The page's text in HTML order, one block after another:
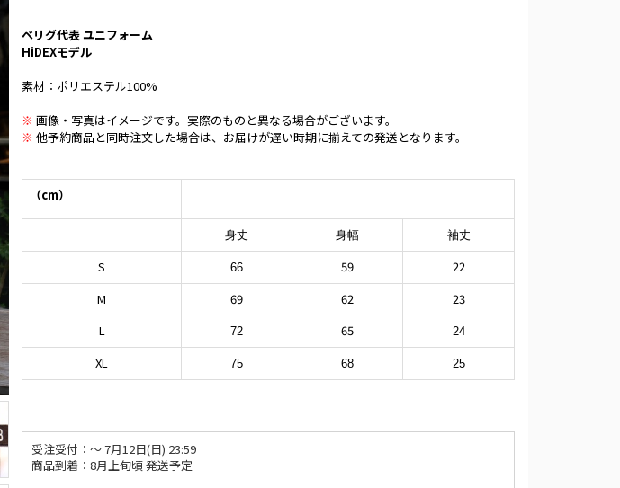
ベリグ代表 ユニフォーム
HiDEXモデル
素材：ポリエステル100%
※ 画像・写真はイメージです。実際のものと異なる場合がございます。
※ 他予約商品と同時注文した場合は、お届けが遅い時期に揃えての発送となります。
（cm）
身丈 身幅 袖丈
S 66 59
22
M
69 62
23
L
72 65 24
XL 75 68 25
受注受付：〜 7月12日(日) 23:59
商品到着：8月上旬頃 発送予定